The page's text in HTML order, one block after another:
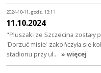
2024-10-11, godz. 13:11
11.10.2024
"Pluszaki ze Szczecina zostały
'Dorzuć misie' zakończyła się
stadionu przy ul… » więcej